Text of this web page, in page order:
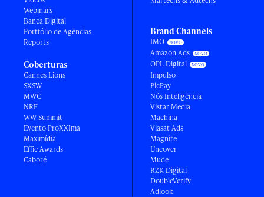
Webinars
Banca Digital
Portfólio de Agências
Reports
Coberturas
Cannes Lions
SXSW
MWC
NRF
WW Summit
Evento ProXXIma
Maximídia
Effie Awards
Caboré
Brand Channels
IMO
Amazon Ads
OPL Digital
Impulso
PicPay
Nós Inteligência
Vistar Media
Machina
Viasat Ads
Magnite
Uncover
Mude
RZK Digital
DoubleVerify
Adlook